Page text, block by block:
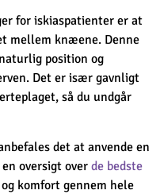
for iskiaspatienter er at
mellem knæene. Denne
position og
Det er især gavnligt
så du undgår
det at anvende en
oversigt over de bedste
komfort gennem hele